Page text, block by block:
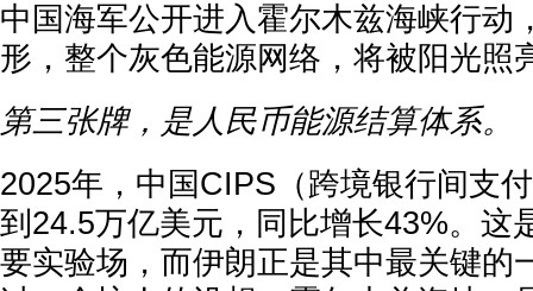
中国海军公开进入霍尔木兹海峡行动
形，整个灰色能源网络，将被阳光照
第三张牌，是人民币能源结算体系。
2025年，中国CIPS（跨境银行间支
到24.5万亿美元，同比增长43%。这
要实验场，而伊朗正是其中最关键的